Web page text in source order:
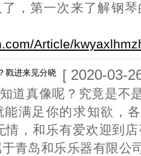
，第一次来了解钢
Article/
戳进来见分晓 [ 2020-03-
道真像呢？究竟是不
满足你的求知欲，
情，和乐有爱欢迎到
青岛和乐乐器有限公